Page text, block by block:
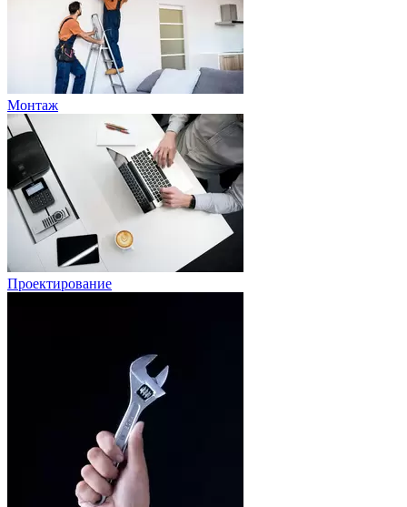
Монтаж
Проектирование